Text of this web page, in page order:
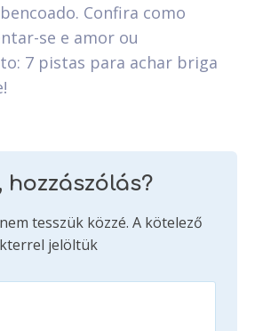
Confira como
se e amor ou
7 pistas para achar briga
hozzászólás?
tesszük közzé. A kötelező
jelöltük